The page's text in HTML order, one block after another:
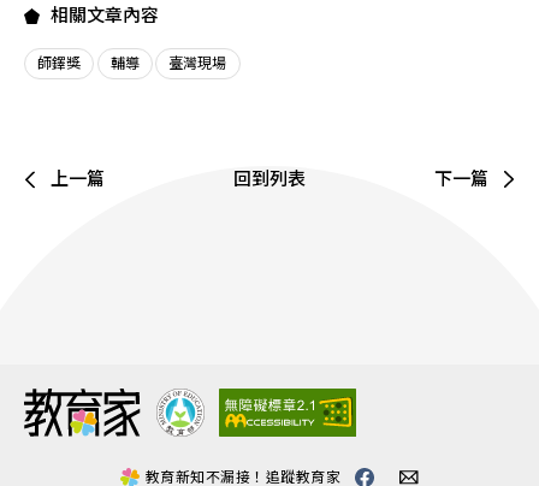
相關文章內容
師鐸獎 輔導 臺灣現場
上一篇 回到列表 下一篇
教育新知不漏接！追蹤教育家